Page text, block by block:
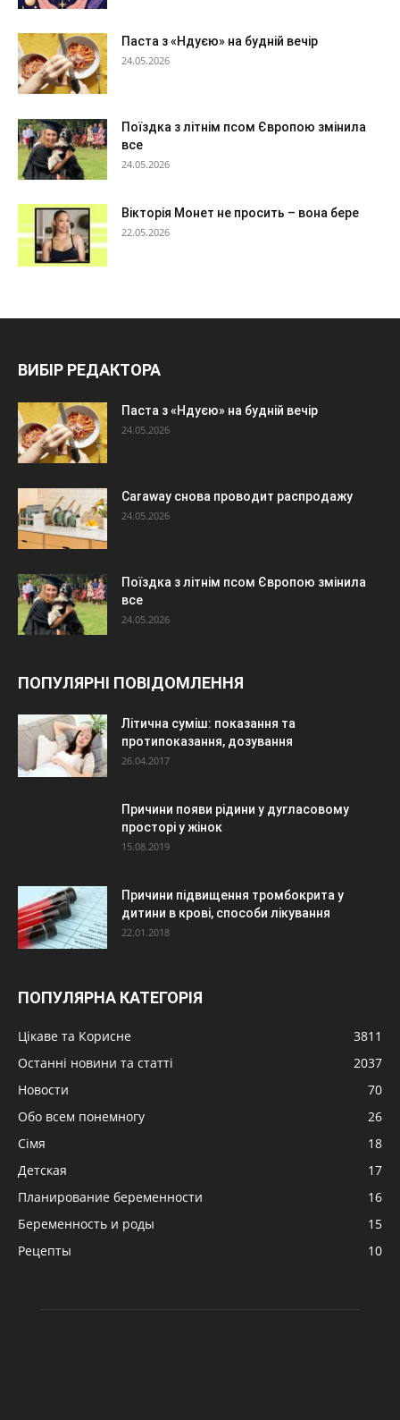
Паста з «Ндуєю» на будній вечір
24.05.2026
Поїздка з літнім псом Європою змінила
все
24.05.2026
Вікторія Монет не просить – вона бере
22.05.2026
ВИБІР РЕДАКТОРА
Паста з «Ндуєю» на будній вечір
24.05.2026
Caraway снова проводит распродажу
24.05.2026
Поїздка з літнім псом Європою змінила
все
24.05.2026
ПОПУЛЯРНІ ПОВІДОМЛЕННЯ
Літична суміш: показання та
протипоказання, дозування
26.04.2017
Причини появи рідини у дугласовому
просторі у жінок
15.08.2019
Причини підвищення тромбокрита у
дитини в крові, способи лікування
22.01.2018
ПОПУЛЯРНА КАТЕГОРІЯ
Цікаве та Корисне
3811
Останні новини та статті
2037
Новости
70
Обо всем понемногу
26
Сімя
18
Детская
17
Планирование беременности
16
Беременность и роды
15
Рецепты
10